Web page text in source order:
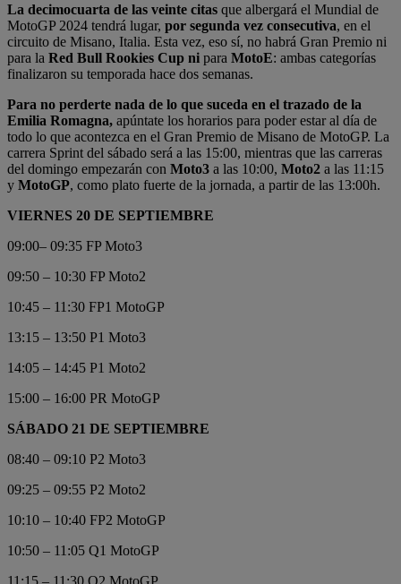
La decimocuarta de las veinte citas que albergará el Mundial de
MotoGP 2024 tendrá lugar, por segunda vez consecutiva, en el
circuito de Misano, Italia. Esta vez, eso sí, no habrá Gran Premio ni
para la Red Bull Rookies Cup ni para MotoE: ambas categorías
finalizaron su temporada hace dos semanas.
Para no perderte nada de lo que suceda en el trazado de la
Emilia Romagna, apúntate los horarios para poder estar al día de
todo lo que acontezca en el Gran Premio de Misano de MotoGP. La
carrera Sprint del sábado será a las 15:00, mientras que las carreras
del domingo empezarán con Moto3 a las 10:00, Moto2 a las 11:15
y MotoGP, como plato fuerte de la jornada, a partir de las 13:00h.
VIERNES 20 DE SEPTIEMBRE
09:00– 09:35 FP Moto3
09:50 – 10:30 FP Moto2
10:45 – 11:30 FP1 MotoGP
13:15 – 13:50 P1 Moto3
14:05 – 14:45 P1 Moto2
15:00 – 16:00 PR MotoGP
SÁBADO 21 DE SEPTIEMBRE
08:40 – 09:10 P2 Moto3
09:25 – 09:55 P2 Moto2
10:10 – 10:40 FP2 MotoGP
10:50 – 11:05 Q1 MotoGP
11:15 – 11:30 Q2 MotoGP